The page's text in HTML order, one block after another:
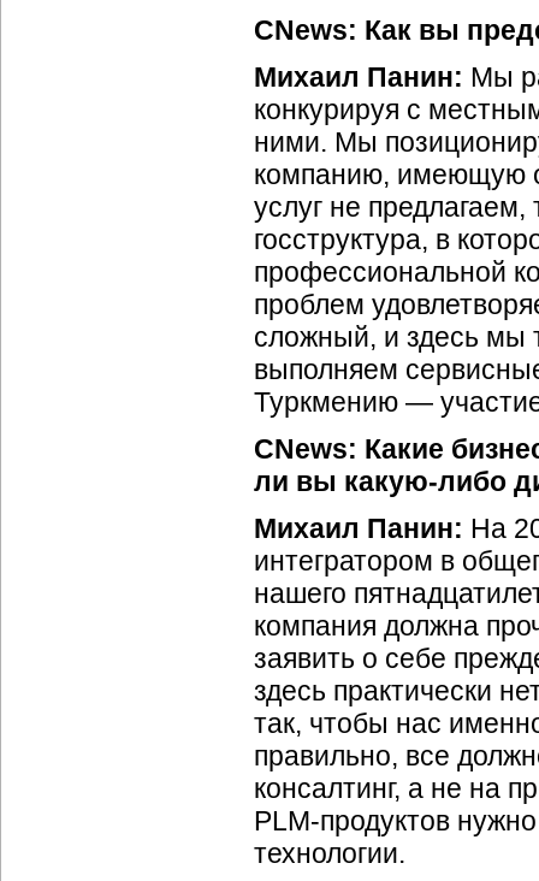
CNews: Как вы
Михаил Панин: Мы
конкурируя с
ними. Мы
компанию, имеющую
услуг не
госструктура, в
профессиональной
проблем
сложный, и здесь мы
выполняем
Туркмению —
CNews: Какие
ли вы какую-либо
Михаил Панин: На
интегратором в
нашего
компания должна
заявить о себе
здесь практически
так, чтобы нас
правильно, все
консалтинг, а не на
PLM-продуктов
технологии.